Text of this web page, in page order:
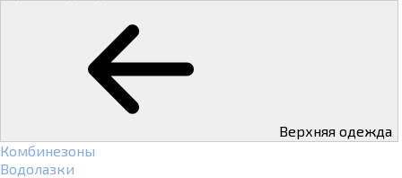
Верхняя одежда
Комбинезоны
Водолазки